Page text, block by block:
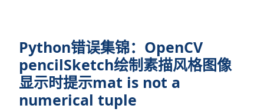
OpenCV
inRange
提
示
error:
Python错误集锦：OpenCV
pencilSketch绘制素描风格图像
显示时提示mat is not a
numerical tuple